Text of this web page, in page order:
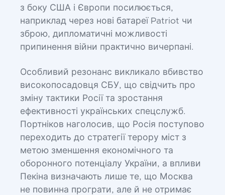
з боку США і Європи посилюється,
наприклад через нові батареї Patriot чи
зброю, дипломатичні можливості
припинення війни практично вичерпані.
Особливий резонанс викликало вбивство
високопосадовця СБУ, що свідчить про
зміну тактики Росії та зростання
ефективності українських спецслужб.
Портніков наголосив, що Росія поступово
переходить до стратегії терору міст з
метою зменшення економічного та
оборонного потенціалу України, а впливи
Пекіна визначають лише те, що Москва
не повинна програти, але й не отримає